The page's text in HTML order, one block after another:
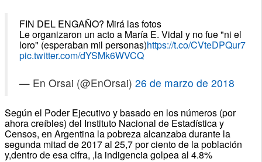
FIN DEL ENGAÑO? Mirá las fotos
Le organizaron un acto a María E. Vidal y no fue "ni el
loro" (esperaban mil personas)https://t.co/CVteDPQur7
pic.twitter.com/dYSMk6WVCQ
— En Orsai (@EnOrsai) 26 de marzo de 2018
Según el Poder Ejecutivo y basado en los números (por
ahora creíbles) del Instituto Nacional de Estadística y
Censos, en Argentina la pobreza alcanzaba durante la
segunda mitad de 2017 al 25,7 por ciento de la población
y,dentro de esa cifra, ,la indigencia golpea al 4.8%